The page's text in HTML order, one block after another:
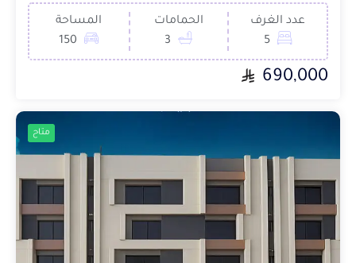
عدد الغرف
5
الحمامات
3
المساحة
150
690,000
متاح